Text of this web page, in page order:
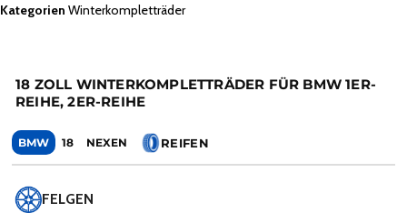
Kategorien Winterkompletträder
18 ZOLL WINTERKOMPLETTRÄDER FÜR BMW 1ER-
REIHE, 2ER-REIHE
BMW 18 NEXEN REIFEN
FELGEN